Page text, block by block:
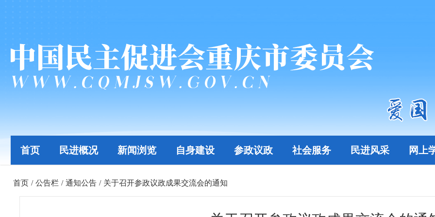
首页 民进概况 新闻浏览 自身建设 参政议政 社会服务 民进风采 网上
首页 / 公告栏 / 通知公告 / 关于召开参政议政成果交流会的通知